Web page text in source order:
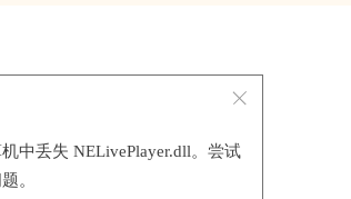
中丢失 NELivePlayer.dll。尝试
。